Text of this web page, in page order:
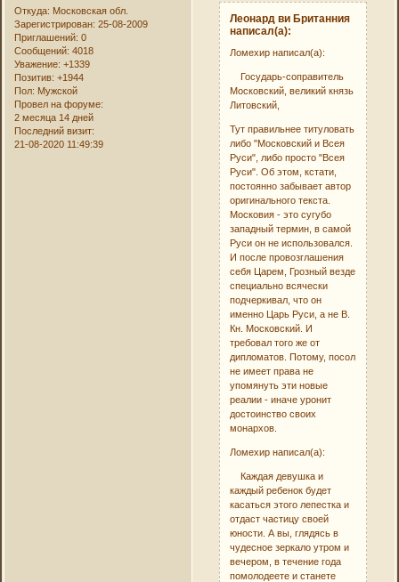
Откуда: Московская обл.
Зарегистрирован: 25-08-2009
Приглашений: 0
Сообщений: 4018
Уважение: +1339
Позитив: +1944
Пол: Мужской
Провел на форуме:
2 месяца 14 дней
Последний визит:
21-08-2020 11:49:39
Леонард ви Британния
написал(а):
Ломехир написал(а):
Государь-соправитель
Московский, великий князь
Литовский,
Тут правильнее титуловать
либо "Московский и Всея
Руси", либо просто "Всея
Руси". Об этом, кстати,
постоянно забывает автор
оригинального текста.
Московия - это сугубо
западный термин, в самой
Руси он не использовался.
И после провозглашения
себя Царем, Грозный везде
специально всячески
подчеркивал, что он
именно Царь Руси, а не В.
Кн. Московский. И
требовал того же от
дипломатов. Потому, посол
не имеет права не
упомянуть эти новые
реалии - иначе уронит
достоинство своих
монархов.
Ломехир написал(а):
Каждая девушка и
каждый ребенок будет
касаться этого лепестка и
отдаст частицу своей
юности. А вы, глядясь в
чудесное зеркало утром и
вечером, в течение года
помолодеете и станете